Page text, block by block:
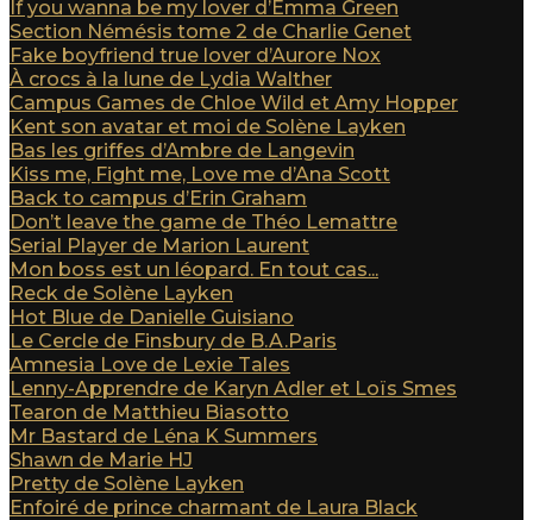
If you wanna be my lover d’Emma Green
Section Némésis tome 2 de Charlie Genet
Fake boyfriend true lover d’Aurore Nox
À crocs à la lune de Lydia Walther
Campus Games de Chloe Wild et Amy Hopper
Kent son avatar et moi de Solène Layken
Bas les griffes d’Ambre de Langevin
Kiss me, Fight me, Love me d’Ana Scott
Back to campus d’Erin Graham
Don’t leave the game de Théo Lemattre
Serial Player de Marion Laurent
Mon boss est un léopard. En tout cas...
Reck de Solène Layken
Hot Blue de Danielle Guisiano
Le Cercle de Finsbury de B.A.Paris
Amnesia Love de Lexie Tales
Lenny-Apprendre de Karyn Adler et Loïs Smes
Tearon de Matthieu Biasotto
Mr Bastard de Léna K Summers
Shawn de Marie HJ
Pretty de Solène Layken
Enfoiré de prince charmant de Laura Black